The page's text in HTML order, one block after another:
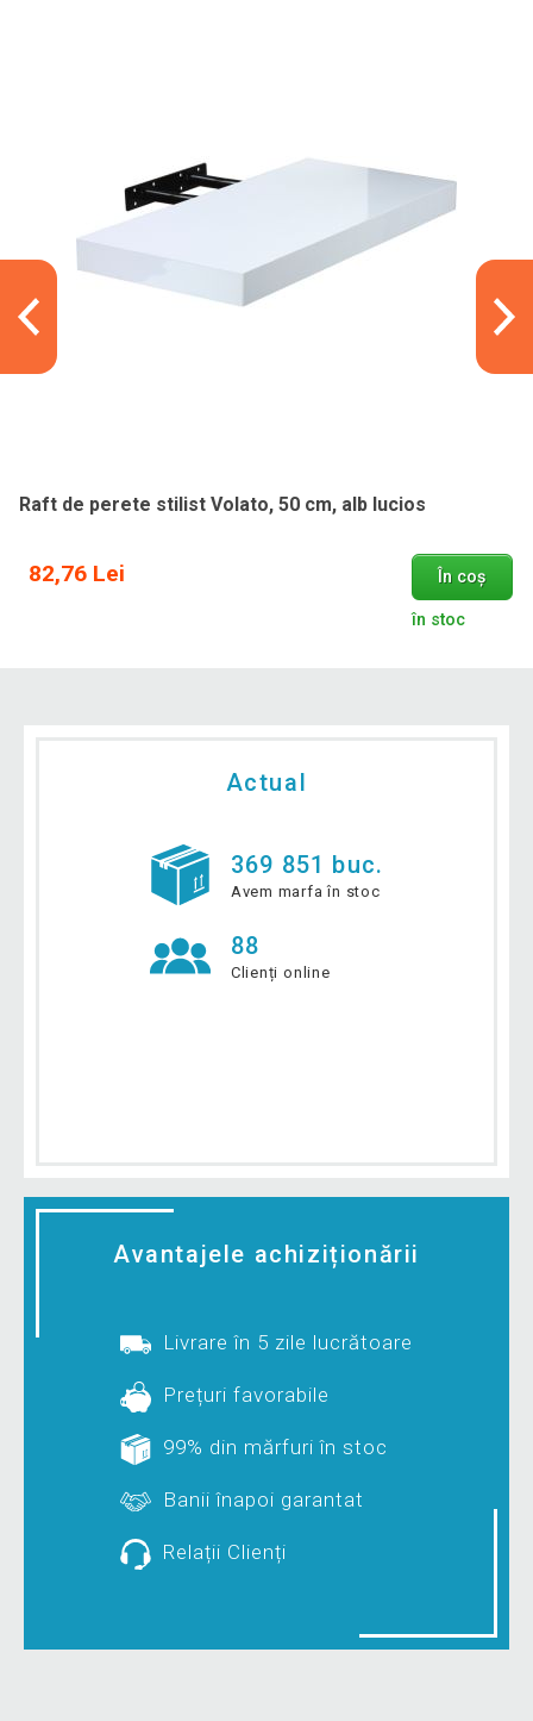
Raft de perete stilist Volato, 50 cm, alb lucios
82,76 Lei În coș
în stoc
Actual
369 851 buc.
Avem marfa în stoc
88
Clienți online
Avantajele achiziționării
Livrare în 5 zile lucrătoare
Prețuri favorabile
99% din mărfuri în stoc
Banii înapoi garantat
Relații Clienți